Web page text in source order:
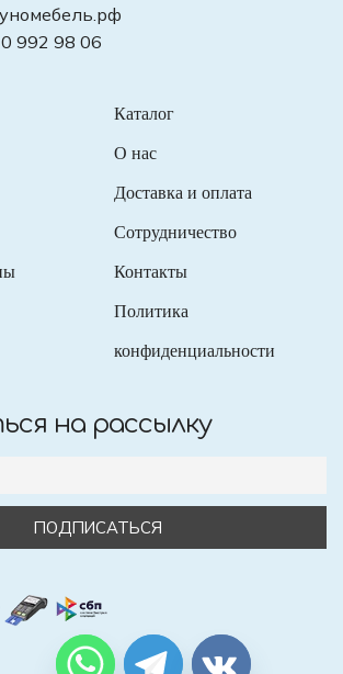
992 98 06
Каталог
О нас
Доставка и оплата
Сотрудничество
Контакты
Политика
конфиденциальности
на рассылку